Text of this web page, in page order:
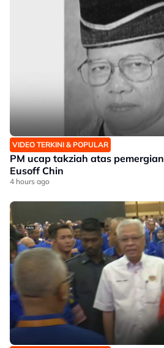
VIDEO TERKINI & POPULAR
PM ucap takziah atas
Eusoff Chin
4 hours ago